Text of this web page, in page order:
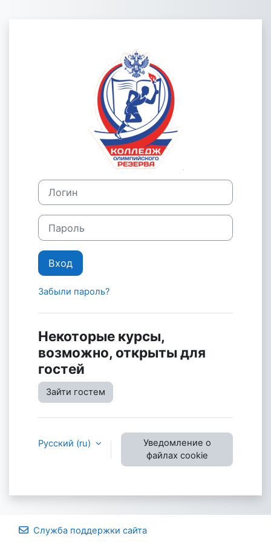
Зайти на
Логин
Пароль
Вход
Забыли пароль?
Некоторые курсы,
возможно, открыты для
гостей
Зайти гостем
Русский ‎(ru)‎
Уведомление о
файлах cookie
Служба поддержки сайта